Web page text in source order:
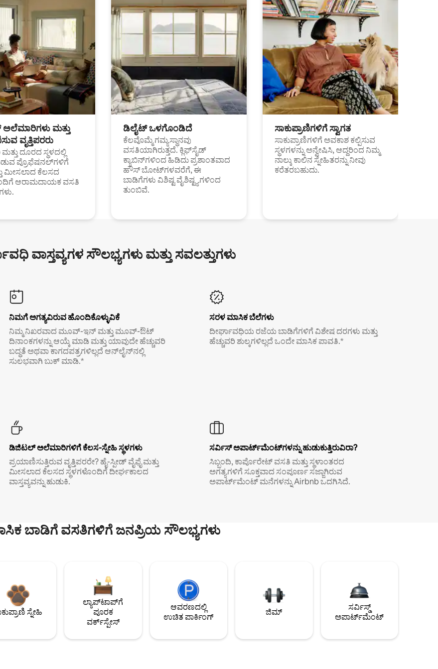
ಮತ್ತು
ವೃತ್ತಿಪರರು
ದೂರದ ಸ್ಥಳದಲ್ಲಿ
ಪ್ರೊಫೆಷನಲ್‌ಗಳಿಗೆ
ಮೀಸಲಾದ ಕೆಲಸದ
ಆರಾಮದಾಯಕ ವಸತಿ
ಡಿಲೈಟ್ ಒಳಗೊಂಡಿದೆ
ಕೆಲವೊಮ್ಮೆ ಗಮ್ಯಸ್ಥಾನವು
ವಸತಿಯಾಗಿರುತ್ತದೆ. ಕ್ಲಿಫ್‌ಸೈಡ್
ಕ್ಯಾಬಿನ್‌ಗಳಿಂದ ಹಿಡಿದು ಪ್ರಶಾಂತವಾದ
ಹೌಸ್ ಬೋಟ್‌ಗಳವರೆಗೆ, ಈ
ಬಾಡಿಗೆಗಳು ವಿಶಿಷ್ಟ ವೈಶಿಷ್ಟ್ಯಗಳಿಂದ
ತುಂಬಿವೆ.
ಸಾಕುಪ್ರಾಣಿಗಳಿಗೆ ಸ್ವಾಗತ
ಸಾಕುಪ್ರಾಣಿಗಳಿಗೆ ಅವಕಾಶ ಕಲ್ಪಿಸುವ
ಸ್ಥಳಗಳನ್ನು ಅನ್ವೇಷಿಸಿ, ಆದ್ದರಿಂದ ನಿಮ್ಮ
ನಾಲ್ಕು ಕಾಲಿನ ಸ್ನೇಹಿತರನ್ನು ನೀವು
ಕರೆತರಬಹುದು.
ವಾಸ್ತವ್ಯಗಳ ಸೌಲಭ್ಯಗಳು ಮತ್ತು ಸವಲತ್ತುಗಳು
ನಿಮಗೆ ಅಗತ್ಯವಿರುವ ಹೊಂದಿಕೊಳ್ಳುವಿಕೆ
ನಿಮ್ಮ ನಿಖರವಾದ ಮೂವ್-ಇನ್ ಮತ್ತು ಮೂವ್-ಔಟ್
ದಿನಾಂಕಗಳನ್ನು ಆಯ್ಕೆ ಮಾಡಿ ಮತ್ತು ಯಾವುದೇ ಹೆಚ್ಚುವರಿ
ಬದ್ಧತೆ ಅಥವಾ ಕಾಗದಪತ್ರಗಳಿಲ್ಲದೆ ಆನ್‌ಲೈನ್‌ನಲ್ಲಿ
ಸುಲಭವಾಗಿ ಬುಕ್ ಮಾಡಿ.*
ಸರಳ ಮಾಸಿಕ ಬೆಲೆಗಳು
ದೀರ್ಘಾವಧಿಯ ರಜೆಯ ಬಾಡಿಗೆಗಳಿಗೆ ವಿಶೇಷ ದರಗಳು ಮತ್ತು
ಹೆಚ್ಚುವರಿ ಶುಲ್ಕಗಳಿಲ್ಲದೆ ಒಂದೇ ಮಾಸಿಕ ಪಾವತಿ.*
ಡಿಜಿಟಲ್ ಅಲೆಮಾರಿಗಳಿಗೆ ಕೆಲಸ-ಸ್ನೇಹಿ ಸ್ಥಳಗಳು
ಪ್ರಯಾಣಿಸುತ್ತಿರುವ ವೃತ್ತಿಪರರೇ? ಹೈ-ಸ್ಪೀಡ್ ವೈಫೈ ಮತ್ತು
ಮೀಸಲಾದ ಕೆಲಸದ ಸ್ಥಳಗಳೊಂದಿಗೆ ದೀರ್ಘಕಾಲದ
ವಾಸ್ತವ್ಯವನ್ನು ಹುಡುಕಿ.
ಸರ್ವಿಸ್ ಅಪಾರ್ಟ್‌ಮೆಂಟ್‌ಗಳನ್ನು ಹುಡುಕುತ್ತಿರುವಿರಾ?
ಸಿಬ್ಬಂದಿ, ಕಾರ್ಪೊರೇಟ್ ವಸತಿ ಮತ್ತು ಸ್ಥಳಾಂತರದ
ಅಗತ್ಯಗಳಿಗೆ ಸೂಕ್ತವಾದ ಸಂಪೂರ್ಣ ಸಜ್ಜಾಗಿರುವ
ಅಪಾರ್ಟ್‌ಮೆಂಟ್ ಮನೆಗಳನ್ನು Airbnb ಒದಗಿಸಿದೆ.
ಬಾಡಿಗೆ ವಸತಿಗಳಿಗೆ ಜನಪ್ರಿಯ ಸೌಲಭ್ಯಗಳು
ಸ್ನೇಹಿ
ಲ್ಯಾಪ್‌ಟಾಪ್‌ಗೆ
ಪೂರಕ
ವರ್ಕ್‌ಸ್ಪೇಸ್
ಆವರಣದಲ್ಲಿ
ಉಚಿತ ಪಾರ್ಕಿಂಗ್
ಜಿಮ್
ಸರ್ವಿಸ್ಡ್
ಅಪಾರ್ಟ್‌ಮೆಂಟ್